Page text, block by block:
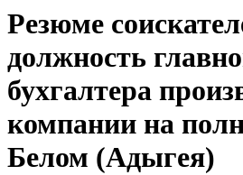
Резюме
должность
бухгалтера
компании на
Белом (Адыгея)